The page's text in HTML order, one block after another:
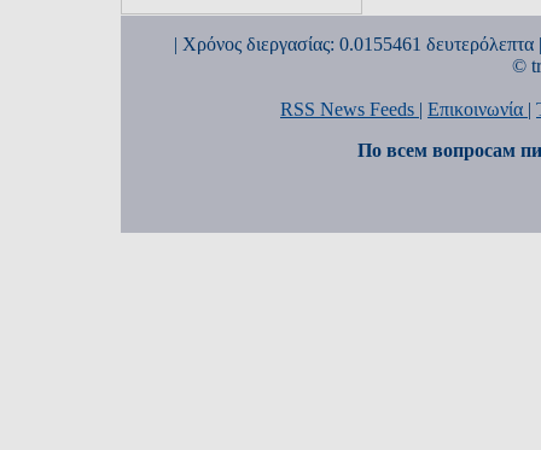
| Χρόνος διεργασίας: 0.0155461
©
RSS News Feeds | Επικοινωνία |
По всем вопросам